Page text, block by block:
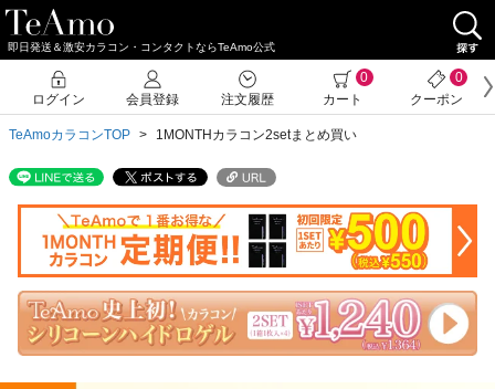
即日発送＆激安カラコン・コンタクトならTeAmo公式
TeAmoカラコンTOP 1MONTHカラコン2setまとめ買い
ログイン 会員登録 注文履歴
0
カート
0
クーポン
クーポン詳細